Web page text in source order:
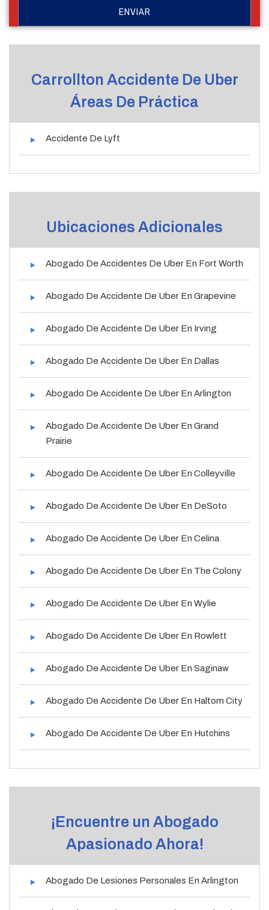
Carrollton Accidente De Uber
Áreas De Práctica
Accidente De Lyft
Ubicaciones Adicionales
Abogado De Accidentes De Uber En Fort Worth
Abogado De Accidente De Uber En Grapevine
Abogado De Accidente De Uber En Irving
Abogado De Accidente De Uber En Dallas
Abogado De Accidente De Uber En Arlington
Abogado De Accidente De Uber En Grand
Prairie
Abogado De Accidente De Uber En Colleyville
Abogado De Accidente De Uber En DeSoto
Abogado De Accidente De Uber En Celina
Abogado De Accidente De Uber En The Colony
Abogado De Accidente De Uber En Wylie
Abogado De Accidente De Uber En Rowlett
Abogado De Accidente De Uber En Saginaw
Abogado De Accidente De Uber En Haltom City
Abogado De Accidente De Uber En Hutchins
¡Encuentre un Abogado
Apasionado Ahora!
Abogado De Lesiones Personales En Arlington